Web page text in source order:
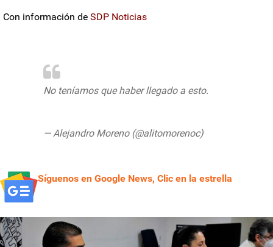
Con información de SDP Noticias
No teníamos que haber llegado a esto.
— Alejandro Moreno (@alitomorenoc)
Síguenos en Google News, Clic en la estrella